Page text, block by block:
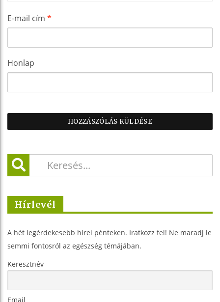
E-mail cím *
Honlap
Hírlevél
A hét legérdekesebb hírei pénteken. Iratkozz fel! Ne maradj le
semmi fontosról az egészség témájában.
Keresztnév
Email